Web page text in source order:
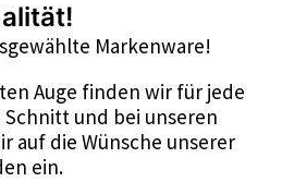
Markenware!
Auge finden wir für jede
Schnitt und bei unseren
auf die Wünsche unserer
ein.